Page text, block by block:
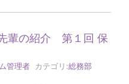
輩の紹介 第１回 保
管理者 カテゴリ:総務部